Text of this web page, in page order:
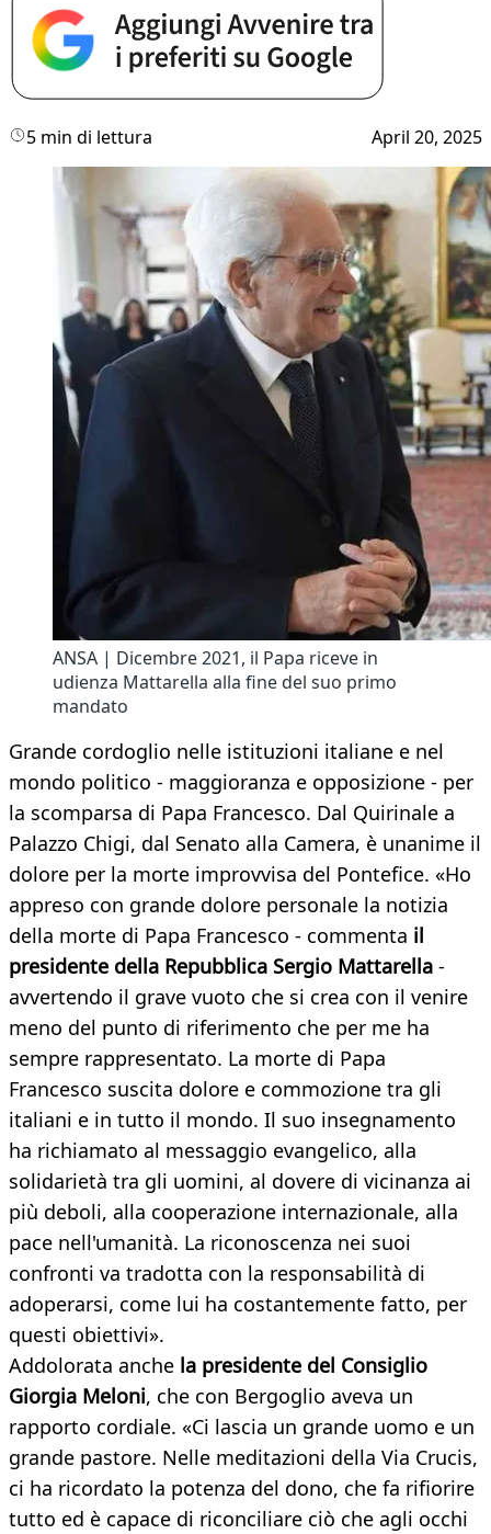
5 min di lettura April 20, 2025
ANSA | Dicembre 2021, il Papa riceve in
udienza Mattarella alla fine del suo primo
mandato
Grande cordoglio nelle istituzioni italiane e nel
mondo politico - maggioranza e opposizione - per
la scomparsa di Papa Francesco. Dal Quirinale a
Palazzo Chigi, dal Senato alla Camera, è unanime il
dolore per la morte improvvisa del Pontefice. «Ho
appreso con grande dolore personale la notizia
della morte di Papa Francesco - commenta il
presidente della Repubblica Sergio Mattarella -
avvertendo il grave vuoto che si crea con il venire
meno del punto di riferimento che per me ha
sempre rappresentato. La morte di Papa
Francesco suscita dolore e commozione tra gli
italiani e in tutto il mondo. Il suo insegnamento
ha richiamato al messaggio evangelico, alla
solidarietà tra gli uomini, al dovere di vicinanza ai
più deboli, alla cooperazione internazionale, alla
pace nell'umanità. La riconoscenza nei suoi
confronti va tradotta con la responsabilità di
adoperarsi, come lui ha costantemente fatto, per
questi obiettivi».
Addolorata anche la presidente del Consiglio
Giorgia Meloni, che con Bergoglio aveva un
rapporto cordiale. «Ci lascia un grande uomo e un
grande pastore. Nelle meditazioni della Via Crucis,
ci ha ricordato la potenza del dono, che fa rifiorire
tutto ed è capace di riconciliare ciò che agli occhi